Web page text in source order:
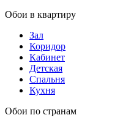
Обои в квартиру
Зал
Коридор
Кабинет
Детская
Спальня
Кухня
Обои по странам